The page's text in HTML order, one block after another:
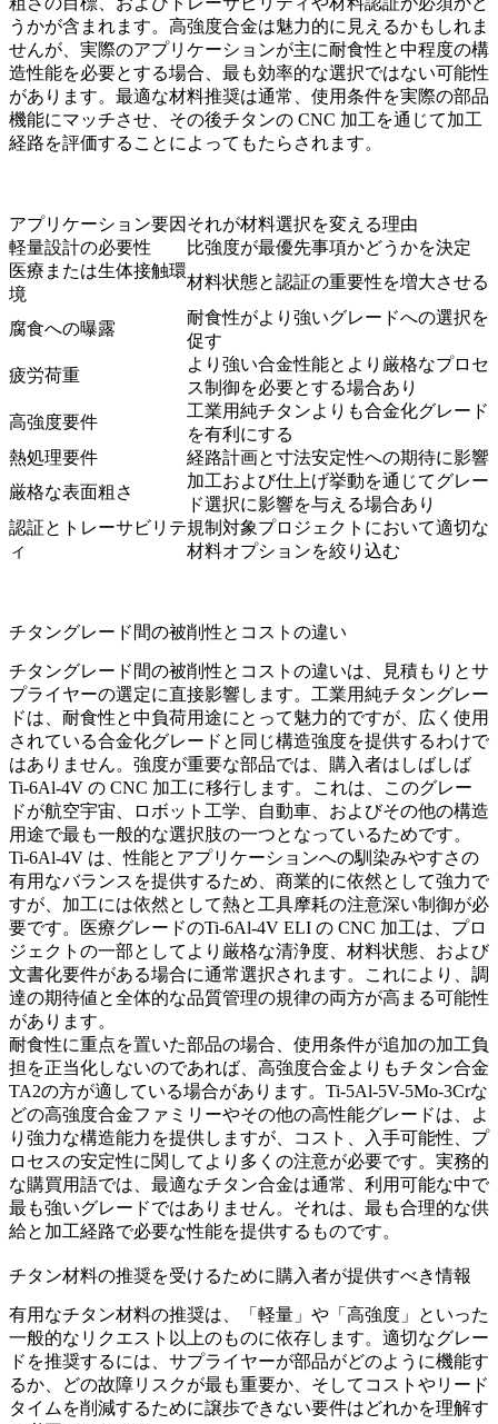
うかが含まれます。高強度合金は魅力的に見えるかもしれま
せんが、実際のアプリケーションが主に耐食性と中程度の構
造性能を必要とする場合、最も効率的な選択ではない可能性
があります。最適な材料推奨は通常、使用条件を実際の部品
機能にマッチさせ、その後チタンの CNC 加工を通じて加工
経路を評価することによってもたらされます。
アプリケーション要因 それが材料選択を変える理由
軽量設計の必要性
比強度が最優先事項かどうかを決定
医療または生体接触環
境
材料状態と認証の重要性を増大させる
腐食への曝露
耐食性がより強いグレードへの選択を
促す
疲労荷重
より強い合金性能とより厳格なプロセ
ス制御を必要とする場合あり
高強度要件
工業用純チタンよりも合金化グレード
を有利にする
熱処理要件
経路計画と寸法安定性への期待に影響
厳格な表面粗さ
加工および仕上げ挙動を通じてグレー
ド選択に影響を与える場合あり
認証とトレーサビリテ
ィ
規制対象プロジェクトにおいて適切な
材料オプションを絞り込む
チタングレード間の被削性とコストの違い
チタングレード間の被削性とコストの違いは、見積もりとサ
プライヤーの選定に直接影響します。工業用純チタングレー
ドは、耐食性と中負荷用途にとって魅力的ですが、広く使用
されている合金化グレードと同じ構造強度を提供するわけで
はありません。強度が重要な部品では、購入者はしばしば
Ti-6Al-4V の CNC 加工に移行します。これは、このグレー
ドが航空宇宙、ロボット工学、自動車、およびその他の構造
用途で最も一般的な選択肢の一つとなっているためです。
Ti-6Al-4V は、性能とアプリケーションへの馴染みやすさの
有用なバランスを提供するため、商業的に依然として強力で
すが、加工には依然として熱と工具摩耗の注意深い制御が必
要です。医療グレードのTi-6Al-4V ELI の CNC 加工は、プロ
ジェクトの一部としてより厳格な清浄度、材料状態、および
文書化要件がある場合に通常選択されます。これにより、調
達の期待値と全体的な品質管理の規律の両方が高まる可能性
があります。
耐食性に重点を置いた部品の場合、使用条件が追加の加工負
担を正当化しないのであれば、高強度合金よりもチタン合金
TA2の方が適している場合があります。 Ti-5Al-5V-5Mo-3Crな
どの高強度合金ファミリーやその他の高性能グレードは、よ
り強力な構造能力を提供しますが、コスト、入手可能性、プ
ロセスの安定性に関してより多くの注意が必要です。実務的
な購買用語では、最適なチタン合金は通常、利用可能な中で
最も強いグレードではありません。それは、最も合理的な供
給と加工経路で必要な性能を提供するものです。
チタン材料の推奨を受けるために購入者が提供すべき情報
有用なチタン材料の推奨は、「軽量」や「高強度」といった
一般的なリクエスト以上のものに依存します。適切なグレー
ドを推奨するには、サプライヤーが部品がどのように機能す
るか、どの故障リスクが最も重要か、そしてコストやリード
タイムを削減するために譲歩できない要件はどれかを理解す